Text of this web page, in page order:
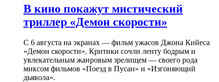
В кино покажут мистический
триллер «Демон скорости»
С 6 августа на экранах — фильм ужасов Джона Кийеса
«Демон скорости». Критики сочли ленту бодрым и
увлекательным жанровым зрелищeм — своего рода
миксом фильмов «Поезд в Пусан» и «Изгоняющий
дьявола».